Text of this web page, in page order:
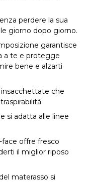
perdere la sua
giorno dopo giorno.
garantisce
a te e protegge
bene e alzarti
che
si adatta alle linee
offre fresco
il ​​miglior riposo
materasso si